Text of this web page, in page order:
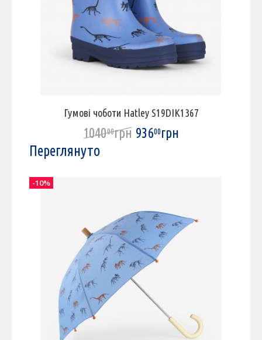
Гумові чоботи Hatley S19DIK1367
104000грн 93600грн
Переглянуто
-10%